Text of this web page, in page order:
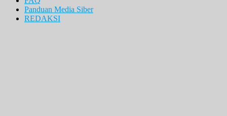
Panduan Media Siber
REDAKSI